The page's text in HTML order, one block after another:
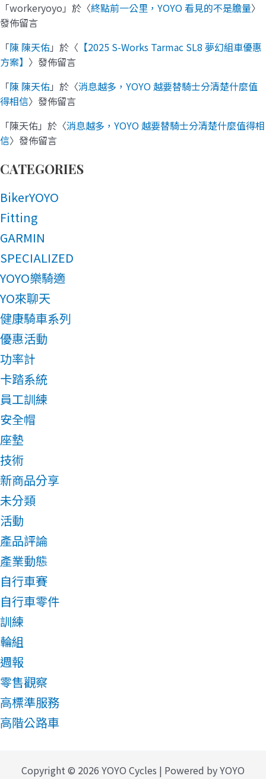
「workeryoyo 」於〈終點前一公里，YOYO 看見的不是膽量〉
發佈留言
「陳 陳天佑」於〈 【2025 S-Works Tarmac SL8 夢幻組車優惠
方案】 〉發佈留言
「陳 陳天佑」於〈消息越多，YOYO 越要替騎士分清楚什麼值
得相信〉發佈留言
「陳天佑」於〈消息越多，YOYO 越要替騎士分清楚什麼值得相
信〉發佈留言
CATEGORIES
BikerYOYO
Fitting
GARMIN
SPECIALIZED
YOYO樂騎適
YO來聊天
健康騎車系列
優惠活動
功率計
卡踏系統
員工訓練
安全帽
座墊
技術
新商品分享
未分類
活動
產品評論
產業動態
自行車賽
自行車零件
訓練
輪組
週報
零售觀察
高標準服務
高階公路車
Copyright © 2026 YOYO Cycles | Powered by YOYO